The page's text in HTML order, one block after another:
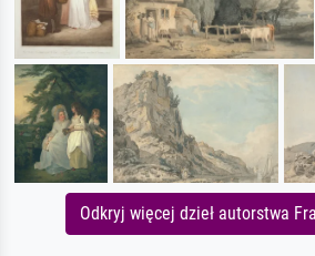
Odkryj więcej dzieł autorstwa